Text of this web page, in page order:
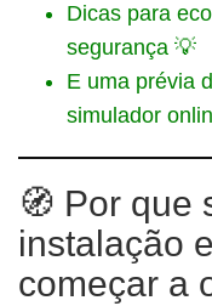
Dicas para
segurança 💡
E uma prévia
simulador
🧭 Por que
instalação
começar a